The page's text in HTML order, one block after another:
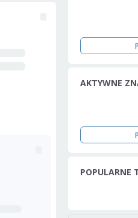
AKTYWNE
POPULARNE